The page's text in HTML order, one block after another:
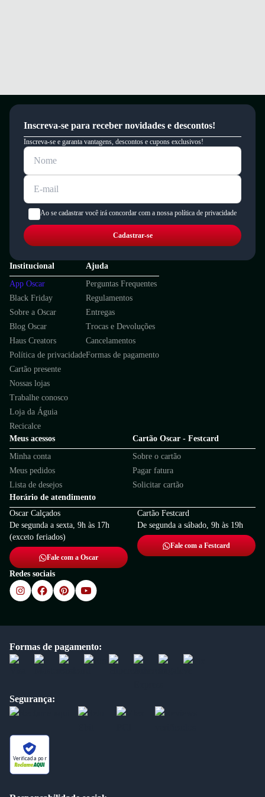
Inscreva-se para receber novidades e descontos!
Inscreva-se e garanta vantagens, descontos e cupons exclusivos!
Ao se cadastrar você irá concordar com a nossa política de privacidade
Cadastrar-se
Institucional
App Oscar
Black Friday
Sobre a Oscar
Blog Oscar
Haus Creators
Política de privacidade
Cartão presente
Nossas lojas
Trabalhe conosco
Loja da Águia
Recicalce
Ajuda
Perguntas Frequentes
Regulamentos
Entregas
Trocas e Devoluções
Cancelamentos
Formas de pagamento
Meus acessos
Minha conta
Meus pedidos
Lista de desejos
Cartão Oscar - Festcard
Sobre o cartão
Pagar fatura
Solicitar cartão
Horário de atendimento
Oscar Calçados
De segunda a sexta, 9h às 17h
(exceto feriados)
Fale com a Oscar
Cartão Festcard
De segunda a sábado, 9h às 19h
Fale com a Festcard
Redes sociais
Formas de pagamento:
Segurança:
Verificada por